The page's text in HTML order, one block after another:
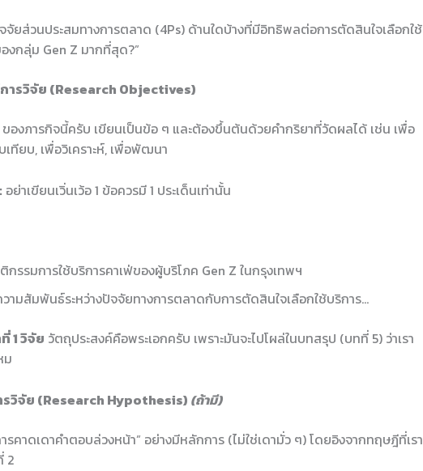
จัยส่วนประสมทางการตลาด (4Ps) ด้านใดบ้างที่มีอิทธิพลต่อการตัดสินใจเลือกใช้
งกลุ่ม Gen Z มากที่สุด?”
ารวิจัย (Research Objectives)
ของภารกิจนี้ครับ เขียนเป็นข้อ ๆ และต้องขึ้นต้นด้วยคำกริยาที่วัดผลได้ เช่น เพื่อ
เทียบ, เพื่อวิเคราะห์, เพื่อพัฒนา
อย่าเขียนเวิ่นเว้อ 1 ข้อควรมี 1 ประเด็นเท่านั้น
รรมการใช้บริการคาเฟ่ของผู้บริโภค Gen Z ในกรุงเทพฯ
วามสัมพันธ์ระหว่างปัจจัยทางการตลาดกับการตัดสินใจเลือกใช้บริการ…
1 วิจัย วัตถุประสงค์คือพระเอกครับ เพราะมันจะไปโผล่ในบทสรุป (บทที่ 5) ว่าเรา
ม
วิจัย (Research Hypothesis) (ถ้ามี)
คาดเดาคำตอบล่วงหน้า” อย่างมีหลักการ (ไม่ใช่เดามั่ว ๆ) โดยอิงจากทฤษฎีที่เรา
2